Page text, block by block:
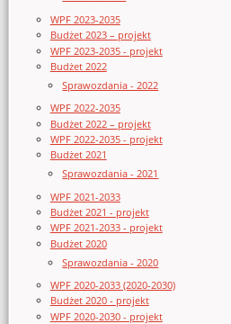
WPF 2023-2035
Budżet 2023 – projekt
WPF 2023-2035 - projekt
Budżet 2022
Sprawozdania - 2022
WPF 2022-2035
Budżet 2022 – projekt
WPF 2022-2035 - projekt
Budżet 2021
Sprawozdania - 2021
WPF 2021-2033
Budżet 2021 - projekt
WPF 2021-2033 - projekt
Budżet 2020
Sprawozdania - 2020
WPF 2020-2033 (2020-2030)
Budżet 2020 - projekt
WPF 2020-2030 - projekt